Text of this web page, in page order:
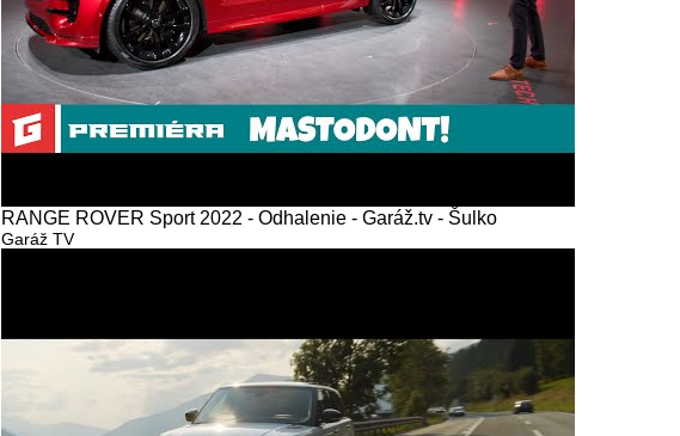
RANGE ROVER Sport 2022 - Odhalenie - Garáž.tv - Šulko
Garáž TV